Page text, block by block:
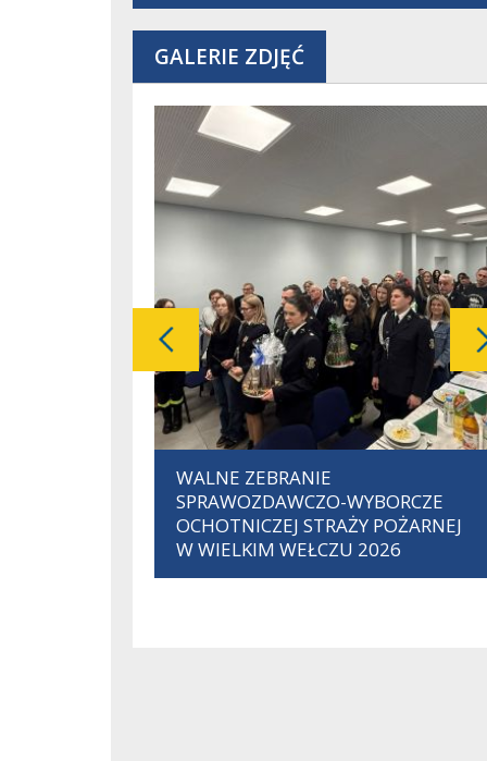
GALERIE ZDJĘĆ
Slajd
1
z
357
WALNE ZEBRANIE
SPRAWOZDAWCZO-WYBORCZE
OCHOTNICZEJ STRAŻY POŻARNEJ
W WIELKIM WEŁCZU 2026
pokaż poprzednią galerię